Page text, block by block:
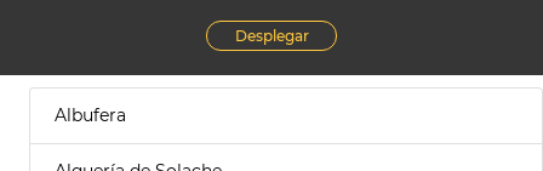
Desplegar
Albufera